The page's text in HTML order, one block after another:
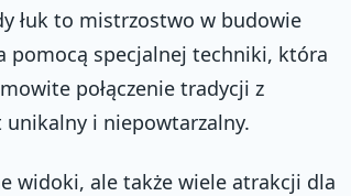
łuk to mistrzostwo w budowie
pomocą specjalnej techniki, która
połączenie tradycji z
i niepowtarzalny.
widoki, ale także wiele atrakcji dla